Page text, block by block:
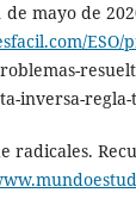
mayo de
ESO/
inversa-
radicales.